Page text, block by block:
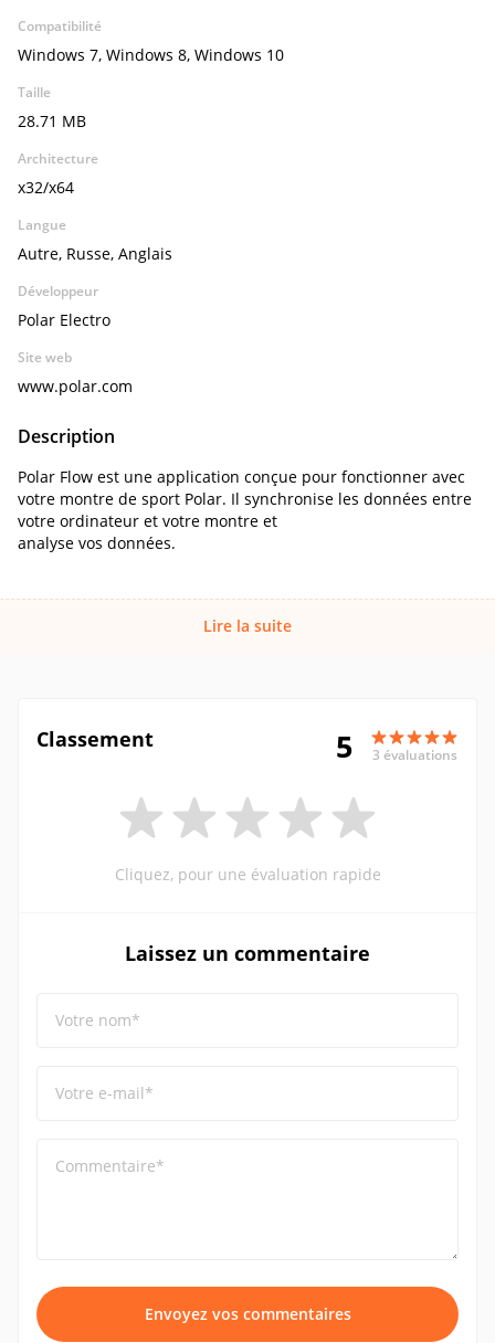
Compatibilité
Windows 7, Windows 8, Windows 10
Taille
28.71 MB
Architecture
x32/x64
Langue
Autre, Russe, Anglais
Développeur
Polar Electro
Site web
www.polar.com
Description
Polar Flow est une application conçue pour fonctionner avec
votre montre de sport Polar. Il synchronise les données entre
votre ordinateur et votre montre et
analyse vos données.
Lire la suite
Classement 5 3 évaluations
Cliquez, pour une évaluation rapide
Laissez un commentaire
Votre nom*
Votre e-mail*
Commentaire*
Envoyez vos commentaires